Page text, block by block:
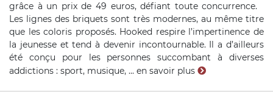
grâce à un prix de 49 euros, défiant toute concurrence.
Les lignes des briquets sont très modernes, au même titre
que les coloris proposés. Hooked respire l’impertinence de
la jeunesse et tend à devenir incontournable. Il a d’ailleurs
été conçu pour les personnes succombant à diverses
addictions : sport, musique, ... en savoir plus